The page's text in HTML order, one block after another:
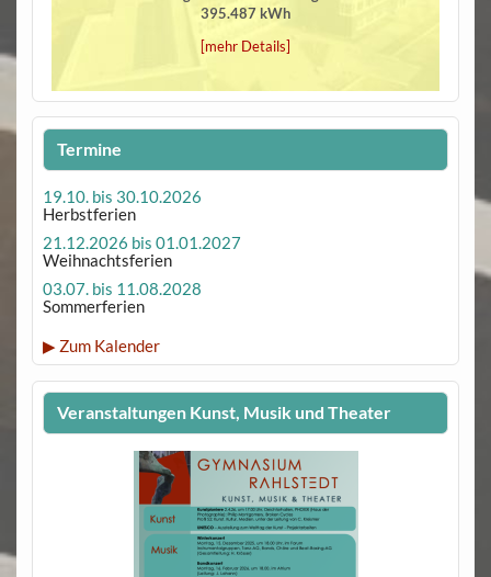
395.487 kWh
[mehr Details]
Termine
19.10. bis 30.10.2026
Herbstferien
21.12.2026 bis 01.01.2027
Weihnachtsferien
03.07. bis 11.08.2028
Sommerferien
▶ Zum Kalender
Veranstaltungen Kunst, Musik und Theater